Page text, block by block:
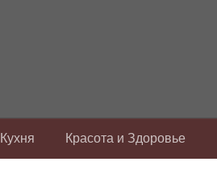
Кухня Красота и Здоровье